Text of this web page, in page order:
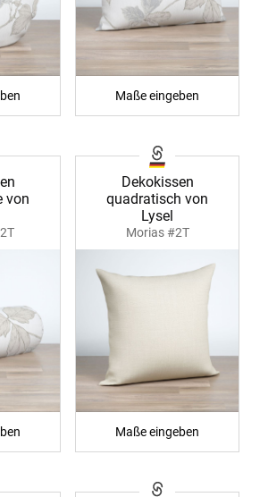
Maße eingeben
von
Dekokissen
quadratisch von
Lysel
Morias #2T
Maße eingeben